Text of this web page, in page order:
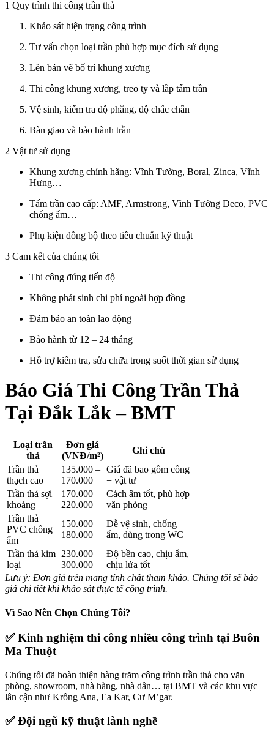
1 Quy trình thi công trần thả
Khảo sát hiện trạng công trình
Tư vấn chọn loại trần phù hợp mục đích sử dụng
Lên bản vẽ bố tríkhung xương
Thi công khung xương, treo ty và lắp tấm trần
Vệ sinh, kiểm tra độ phẳng, độ chắc chắn
Bàn giao và bảo hành trần
2 Vật tư sử dụng
Khung xương chính hãng: Vĩnh Tường, Boral, Zinca, Vĩnh
Hưng…
Tấm trần cao cấp: AMF, Armstrong, Vĩnh Tường Deco, PVC
chống ẩm…
Phụ kiện đồng bộ theo tiêu chuẩn kỹ thuật
3 Cam kết của chúng tôi
Thi công đúng tiến độ
Không phát sinh chi phíngoài hợp đồng
Đảm bảo an toàn lao động
Bảo hành từ 12 – 24 tháng
Hỗ trợkiểm tra, sửa chữa trong suốt thời gian sử dụng
Báo GiáThi CôngTrầnThả
Tại Đắk Lắk – BMT
Loại trần
thả
Đơn giá
(VNĐ/m²)
Ghi chú
Trần thả
thạch cao
135.000 –
170.000
Giá đã bao gồm công
+ vật tư
Trần thả sợi
khoáng
170.000 –
220.000
Cách âm tốt, phù hợp
văn phòng
Trần thả
PVC chống
ẩm
150.000 –
180.000
Dễ vệ sinh, chống
ẩm, dùng trong WC
Trần thả kim
loại
230.000 –
300.000
Độ bền cao, chịu ẩm,
chịu lửa tốt
Lưu ý: Đơn giá trên mang tính chấttham khảo. Chúng tôi sẽbáo
giá chi tiếtkhi khảo sátthực tếcông trình.
Vì Sao Nên Chọn Chúng Tôi?
✅Kinh nghiệm thi công nhiều công trình tại Buôn
Ma Thuột
Chúng tôi đã hoàn thiện hàng trăm công trình trần thả cho văn
phòng, showroom, nhà hàng, nhà dân… tại BMT và các khu vực
lân cận như Krông Ana, Ea Kar, Cư M’gar.
✅Đội ngũ kỹ thuật lành nghề